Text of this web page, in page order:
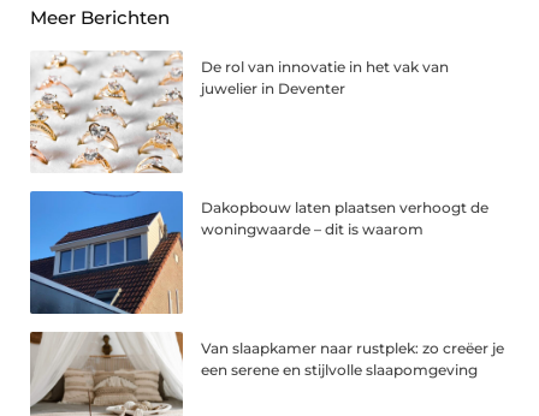
Meer Berichten
De rol van innovatie in het vak van
juwelier in Deventer
Dakopbouw laten plaatsen verhoogt de
woningwaarde – dit is waarom
Van slaapkamer naar rustplek: zo creëer je
een serene en stijlvolle slaapomgeving